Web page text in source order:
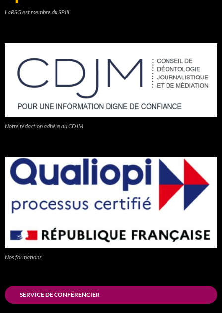
LaRSG est membre du SPIIL
Notre rédaction adhère au CDJM
Nos formations
SERVICE DE CONFÉRENCIER